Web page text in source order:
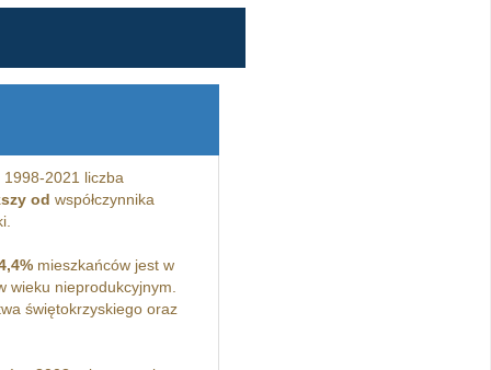
2021 liczba
od współczynnika
mieszkańców jest w
wieku nieprodukcyjnym.
świętokrzyskiego oraz